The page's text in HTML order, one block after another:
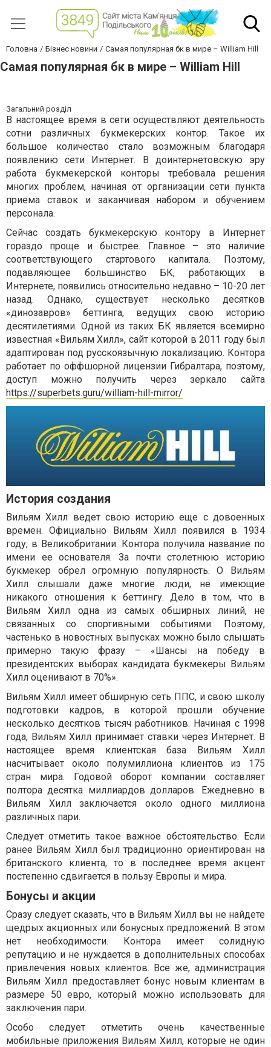
Головна Бізнес новини Самая популярная бк в мире – William Hill
Самая популярная бк в мире – William Hill
Загальний розділ
В настоящее время в сети осуществляют деятельность
сотни различных букмекерских контор. Такое их
большое количество стало возможным благодаря
появлению сети Интернет. В доинтернетовскую эру
работа букмекерской конторы требовала решения
многих проблем, начиная от организации сети пункта
приема ставок и заканчивая набором и обучением
персонала.
Сейчас создать букмекерскую контору в Интернет
гораздо проще и быстрее. Главное – это наличие
соответствующего стартового капитала. Поэтому,
подавляющее большинство БК, работающих в
Интернете, появились относительно недавно – 10-20 лет
назад. Однако, существует несколько десятков
«динозавров» беттинга, ведущих свою историю
десятилетиями. Одной из таких БК является всемирно
известная «Вильям Хилл», сайт которой в 2011 году был
адаптирован под русскоязычную локализацию. Контора
работает по оффшорной лицензии Гибралтара, поэтому,
доступ можно получить через зеркало сайта
https://superbets.guru/william-hill-mirror/
История создания
Вильям Хилл ведет свою историю еще с довоенных
времен. Официально Вильям Хилл появился в 1934
году, в Великобритании. Контора получила название по
имени ее основателя. За почти столетнюю историю
букмекер обрел огромную популярность. О Вильям
Хилл слышали даже многие люди, не имеющие
никакого отношения к беттингу. Дело в том, что в
Вильям Хилл одна из самых обширных линий, не
связанных со спортивными событиями. Поэтому,
частенько в новостных выпусках можно было слышать
примерно такую фразу – «Шансы на победу в
президентских выборах кандидата букмекеры Вильям
Хилл оценивают в 70%».
Вильям Хилл имеет обширную сеть ППС, и свою школу
подготовки кадров, в которой прошли обучение
несколько десятков тысяч работников. Начиная с 1998
года, Вильям Хилл принимает ставки через Интернет. В
настоящее время клиентская база Вильям Хилл
насчитывает около полумиллиона клиентов из 175
стран мира. Годовой оборот компании составляет
полтора десятка миллиардов долларов. Ежедневно в
Вильям Хилл заключается около одного миллиона
различных пари.
Следует отметить такое важное обстоятельство. Если
ранее Вильям Хилл был традиционно ориентирован на
британского клиента, то в последнее время акцент
постепенно сдвигается в пользу Европы и мира.
Бонусы и акции
Сразу следует сказать, что в Вильям Хилл вы не найдете
щедрых акционных или бонусных предложений. В этом
нет необходимости. Контора имеет солидную
репутацию и не нуждается в дополнительных способах
привлечения новых клиентов. Все же, администрация
Вильям Хилл предоставляет бонус новым клиентам в
размере 50 евро, который можно использовать для
заключения пари.
Особо следует отметить очень качественные
мобильные приложения Вильям Хилл, которые не один